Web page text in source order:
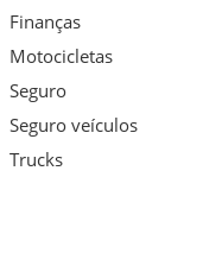
Finanças
Motocicletas
Seguro
Seguro veículos
Trucks